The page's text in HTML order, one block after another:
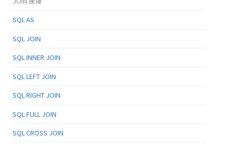
SQL AS
SQL JOIN
SQL INNER JOIN
SQL LEFT JOIN
SQL RIGHT JOIN
SQL FULL JOIN
SQL CROSS JOIN